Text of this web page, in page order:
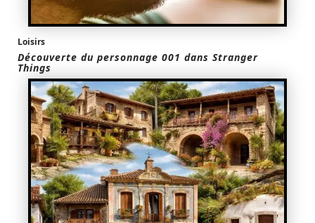
Loisirs
Découverte du personnage 001 dans Stranger
Things